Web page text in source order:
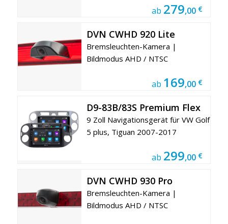
ab 279,00 €
DVN CWHD 920 Lite
Bremsleuchten-Kamera |
Bildmodus AHD / NTSC
ab 169,00 €
D9-83B/83S Premium Flex
9 Zoll Navigationsgerät für VW Golf
5 plus, Tiguan 2007-2017
ab 299,00 €
DVN CWHD 930 Pro
Bremsleuchten-Kamera |
Bildmodus AHD / NTSC